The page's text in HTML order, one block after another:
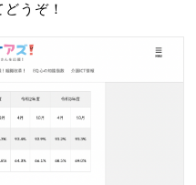
うぞ！